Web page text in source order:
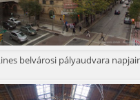
belvárosi pályaudvara